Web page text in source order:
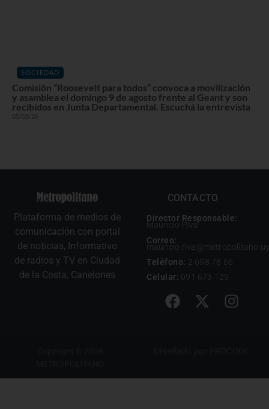
SOCIEDAD
Comisión “Roosevelt para todos” convoca a movilización
y asamblea el domingo 9 de agosto frente al Geant y son
recibidos en Junta Departamental. Escuchá la entrevista
05/08/26
Plataforma de medios de
comunicación con portal
de noticias, Informativo
de radios y TV en Ciudad
de la Costa, Canelones
CONTACTO
Director Responsable:
Mauricio Riva
Correo:
mauricio.riva@metropolitano.uy
Teléfono: 2 698 78 66
Celular: 091 673 129